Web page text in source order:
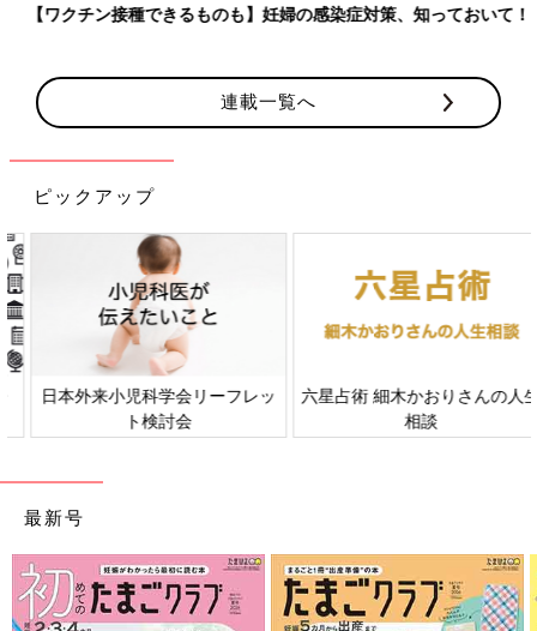
【ワクチン接種できるものも】妊婦の感染症対策、知っておいて！
連載一覧へ
ピックアップ
日本外来小児科学会リーフレッ
ト検討会
六星占術 細木かおりさんの人生
相談
最新号